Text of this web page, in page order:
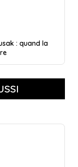
: quand la